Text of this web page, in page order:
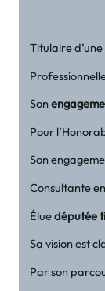
Titulaire
Son
Pour
Son
Consultante
Éluedéputée
Sa vision est
Par son